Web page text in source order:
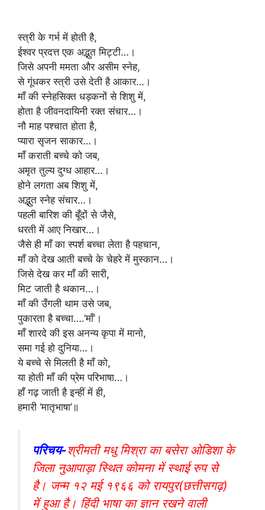
स्त्री के गर्भ में होती है,
ईश्वर प्रदत्त एक अद्भुत मिट्टी…।
जिसे अपनी ममता और असीम स्नेह,
से गूंधकर स्त्री उसे देती है आकार…।
माँ की स्नेहसिक्त धड़कनों से शिशु में,
होता है जीवनदायिनी रक्त संचार…।
नौ माह पश्चात होता है,
प्यारा सृजन साकार…।
माँ कराती बच्चे को जब,
अमृत तुल्य दुग्ध आहार…।
होने लगता अब शिशु में,
अद्भुत स्नेह संचार…।
पहली बारिश की बूँदों से जैसे,
धरती में आए निखार…।
जैसे ही माँ का स्पर्श बच्चा लेता है पहचान,
माँ को देख आती बच्चे के चेहरे में मुस्कान…।
जिसे देख कर माँ की सारी,
मिट जाती है थकान…।
माँ की उँगली थाम उसे जब,
पुकारता है बच्चा….’माँ’।
माँ शारदे की इस अनन्य कृपा में मानो,
समा गई हो दुनिया…।
ये बच्चे से मिलती है माँ को,
या होती माँ की प्रेम परिभाषा…।
हाँ गढ़ जाती है इन्हीं में ही,
हमारी ‘मातृभाषा’॥
परिचय-श्रीमती मधु मिश्रा का बसेरा ओडिशा के
जिला नुआपाड़ा स्थित कोमना में स्थाई रुप से
है। जन्म १२ मई १९६६ को रायपुर(छत्तीसगढ़)
में हुआ है। हिंदी भाषा का ज्ञान रखने वाली